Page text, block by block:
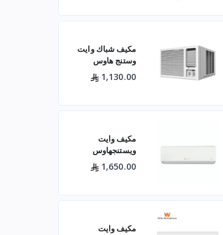
مكيف شباك وايت
وستنج هاوس
(الجديد)
WWA20K22R
1,130.00
مكيف وايت
ويستنجهاوس
بارد
1,650.00
مكيف وايت